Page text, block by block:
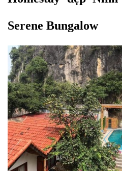
Serene Bungalow